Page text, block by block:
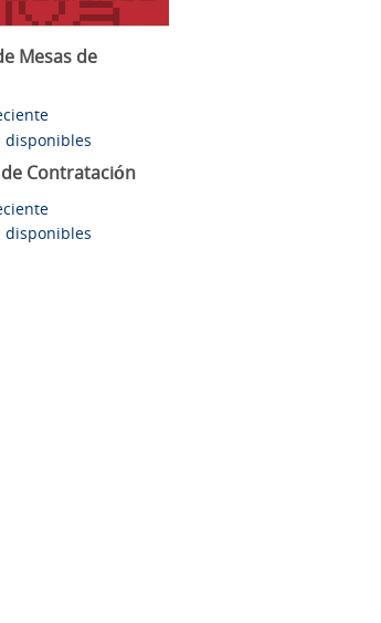
Mesas de
disponibles
Contratación
disponibles